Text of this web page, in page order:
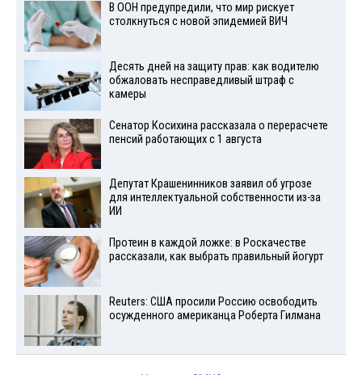
В ООН предупредили, что мир рискует
столкнуться с новой эпидемией ВИЧ
Десять дней на защиту прав: как водителю
обжаловать несправедливый штраф с
камеры
Сенатор Косихина рассказала о перерасчете
пенсий работающих с 1 августа
Депутат Крашенинников заявил об угрозе
для интеллектуальной собственности из-за
ИИ
Протеин в каждой ложке: в Роскачестве
рассказали, как выбрать правильный йогурт
Reuters: США просили Россию освободить
осужденного американца Роберта Гилмана